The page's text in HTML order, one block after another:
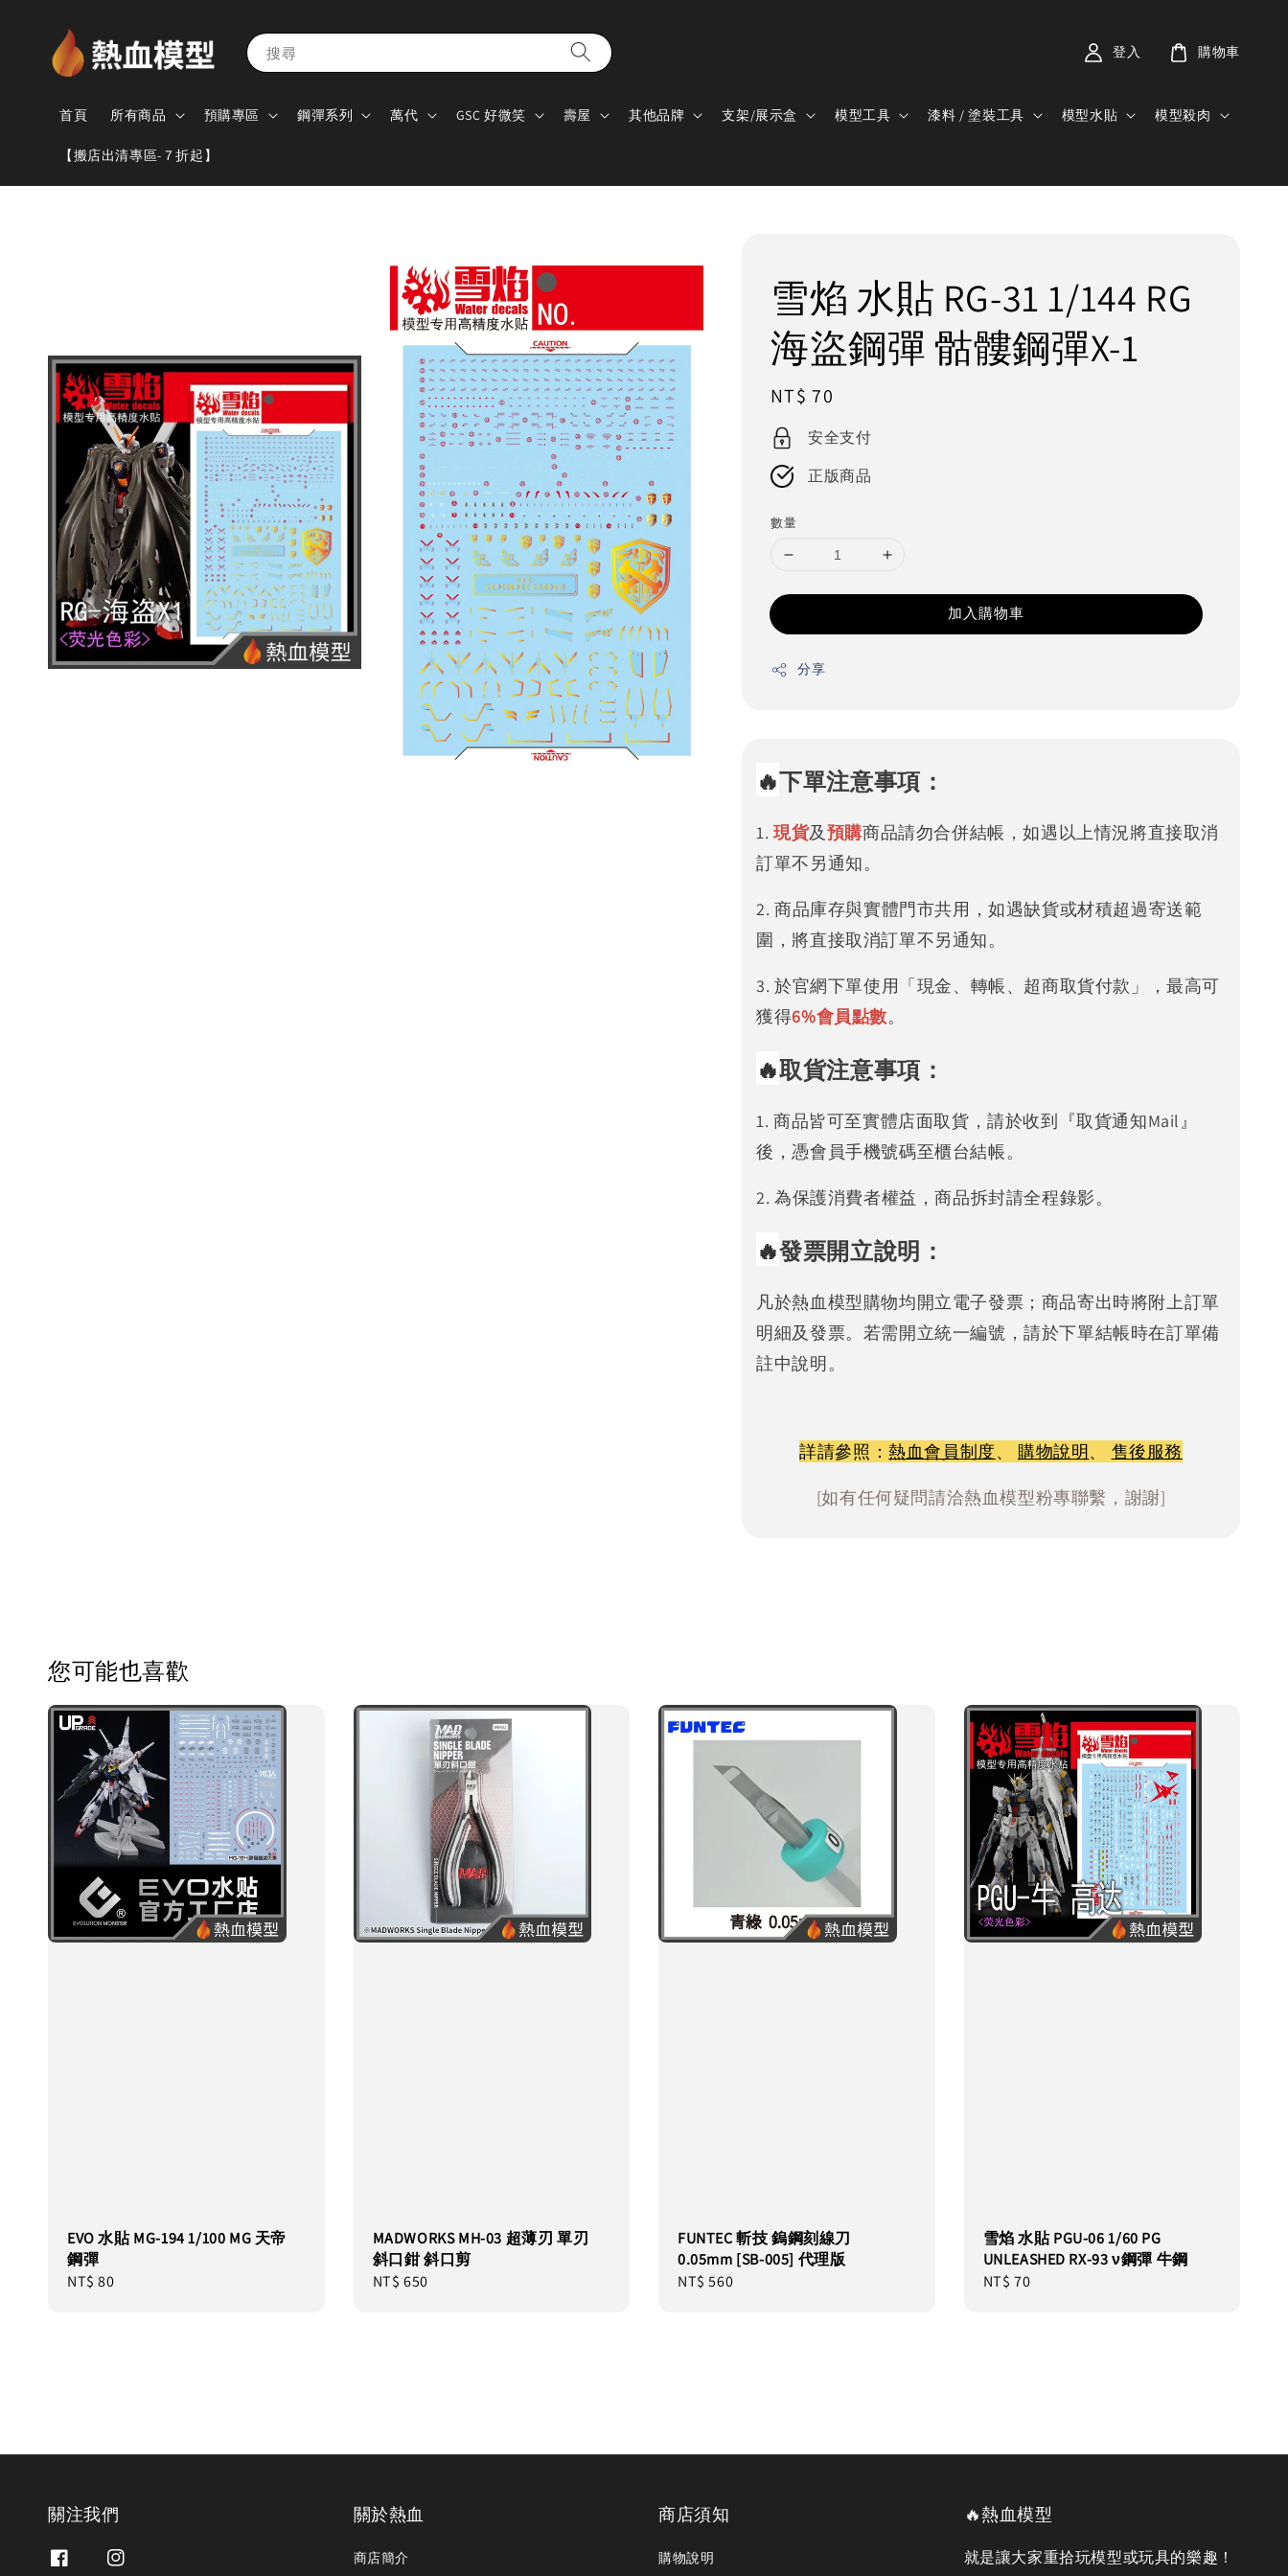
搜尋
首頁 所有商品 預購專區 鋼彈系列 萬代 GSC 好微笑 壽屋 其他品牌 支架/展示盒 模型工具 漆料 / 塗裝工具 模型水貼 模型殺肉
【搬店出清專區-７折起】
登入 購物車
雪焰 水貼 RG-31 1/144 RG
海盜鋼彈 骷髏鋼彈X-1
Regular
price
NT$ 70
安全支付
正版商品
數量
加入購物車
分享
🔥下單注意事項：
1. 現貨及預購商品請勿合併結帳，如遇以上情況將直接取消
訂單不另通知。
2. 商品庫存與實體門市共用，如遇缺貨或材積超過寄送範
圍，將直接取消訂單不另通知。
3. 於官網下單使用「現金、轉帳、超商取貨付款」，最高可
獲得6%會員點數。
🔥取貨注意事項：
1. 商品皆可至實體店面取貨，請於收到『取貨通知Mail』
後，憑會員手機號碼至櫃台結帳。
2. 為保護消費者權益，商品拆封請全程錄影。
🔥發票開立說明：
凡於熱血模型購物均開立電子發票；商品寄出時將附上訂單
明細及發票。若需開立統一編號，請於下單結帳時在訂單備
註中說明。
詳請參照：熱血會員制度、 購物說明、 售後服務
[如有任何疑問請洽熱血模型粉專聯繫，謝謝]
您可能也喜歡
EVO 水貼 MG-194 1/100 MG 天帝
鋼彈
Regular
NT$ 80
MADWORKS MH-03 超薄刃 單刃
斜口鉗 斜口剪
Regular
NT$ 650
FUNTEC 斬技 鎢鋼刻線刀
0.05mm [SB-005] 代理版
Regular
NT$ 560
雪焰 水貼 PGU-06 1/60 PG
UNLEASHED RX-93 ν鋼彈 牛鋼
Regular
NT$ 70
關注我們 關於熱血
商店簡介
商店須知
購物說明
🔥熱血模型
就是讓大家重拾玩模型或玩具的樂趣！